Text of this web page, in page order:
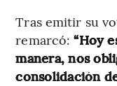
Tras emitir su
remarcó:“Hoy
manera, nos
consolidación